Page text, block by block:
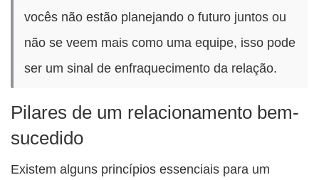
vocês não estão planejando o futuro juntos ou
não se veem mais como uma equipe, isso pode
ser um sinal de enfraquecimento da relação.
Pilares de um relacionamento bem-
sucedido
Existem alguns princípios essenciais para um